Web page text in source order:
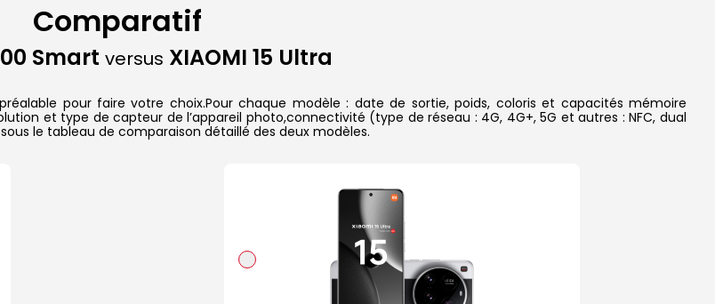
Comparatif
Smart versus XIAOMI 15 Ultra
pour faire votre choix.Pour chaque modèle : date de sortie, poids, coloris et capacités mémoire
et type de capteur de l’appareil photo,connectivité (type de réseau : 4G, 4G+, 5G et autres : NFC, dual
le tableau de comparaison détaillé des deux modèles.